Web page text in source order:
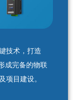
技术，打造
成完备的物联
项目建设。